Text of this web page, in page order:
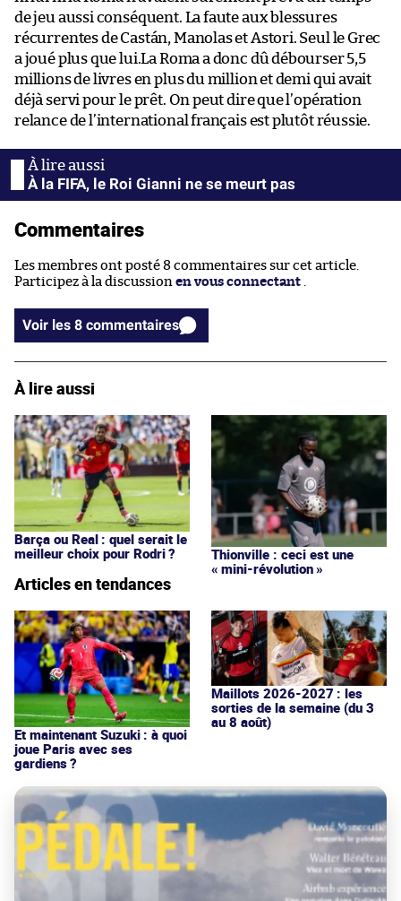
de jeu aussi conséquent. La faute aux blessures
récurrentes de Castán, Manolas et Astori. Seul le Grec
a joué plus que lui.La Roma a donc dû débourser 5,5
millions de livres en plus du million et demi qui avait
déjà servi pour le prêt. On peut dire que l’opération
relance de l’international français est plutôt réussie.
À la FIFA, le Roi Gianni ne se meurt pas
Commentaires
Les membres ont posté 8 commentaires sur cet article.
Participez à la discussion en vous connectant .
Voir les 8 commentaires
À lire aussi
Barça ou Real : quel serait le
meilleur choix pour Rodri ?
Thionville : ceci est une
« mini-révolution »
Articles en tendances
Et maintenant Suzuki : à quoi
joue Paris avec ses
gardiens ?
Maillots 2026-2027 : les
sorties de la semaine (du 3
au 8 août)